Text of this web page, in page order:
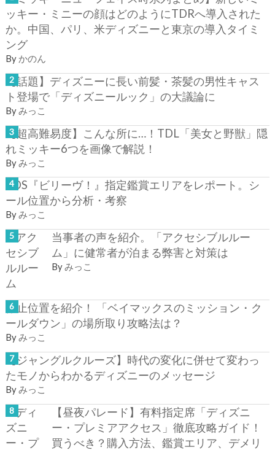
ッキー・ミニーの顔はどのようにTDRへ導入された
か。中国、パリ、米ディズニーと東京の導入タイミ
ング
By かのん
【話題】ディズニーに長い前髪・茶髪の男性キャス
ト登場で「ディズニールック」の大議論に
Byみっこ
【超高難易度】こんな所に…！TDL「美女と野獣」隠
れミッキー6つを画像で解説！
By みっこ
TDS『ビリーヴ！』指定鑑賞エリアをレポート。シ
ール位置から分析・考察
Byみっこ
当事者の声を紹介。「アクセシブルルー
ム」に健常者が泊まる弊害と対策は
Byみっこ
停止位置を紹介！ 「ベイマックスのミッション・ク
ールダウン」の場所取り攻略法は？
Byみっこ
【ジャングルクルーズ】時代の変化に併せて変わっ
たモノからわかるディズニーのメッセージ
Byみっこ
【昼夜パレード】有料指定席「ディズニ
ー・プレミアアクセス」徹底攻略ガイド！
買うべき？購入方法、鑑賞エリア、デメリ